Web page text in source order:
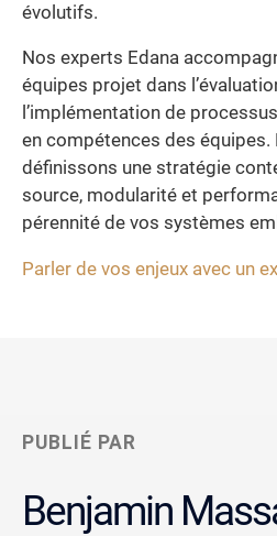
évolutifs.
Nos experts Edana
équipes projet dans
l’implémentation de
en compétences des équipes.
définissons une stratégie
source, modularité et
pérennité de vos systèmes
Parler de vos enjeux avec un
PUBLIÉ PAR
Benjamin